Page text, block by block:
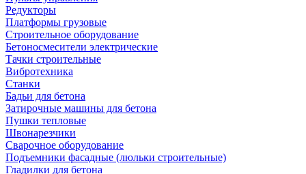
Редукторы
Платформы грузовые
Строительное оборудование
Бетоносмесители электрические
Тачки строительные
Вибротехника
Станки
Бадьи для бетона
Затирочные машины для бетона
Пушки тепловые
Швонарезчики
Сварочное оборудование
Подъемники фасадные (люльки строительные)
Гладилки для бетона